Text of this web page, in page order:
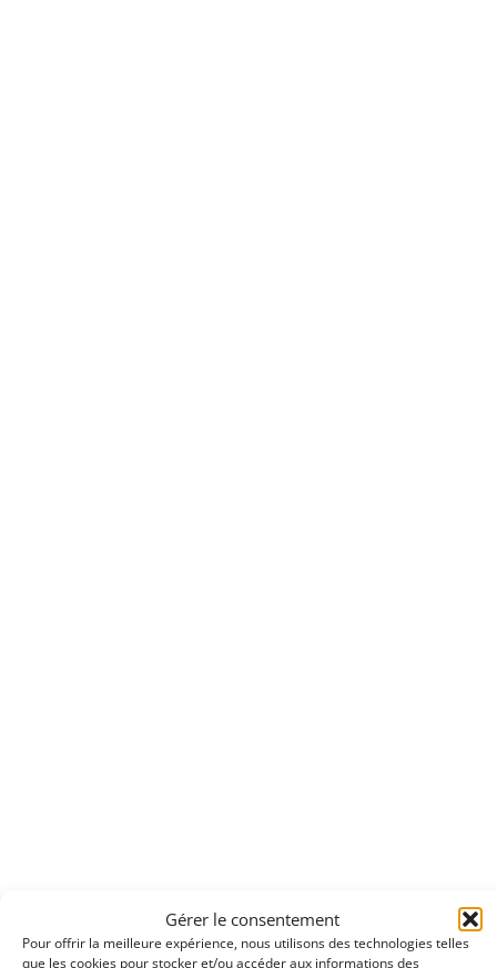
Gérer le consentement
Pour offrir la meilleure expérience, nous utilisons des technologies telles
que les cookies pour stocker et/ou accéder aux informations des